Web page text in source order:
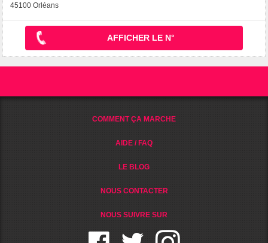
45100 Orléans
AFFICHER LE N°
COMMENT ÇA MARCHE
AIDE / FAQ
LE BLOG
NOUS CONTACTER
NOUS SUIVRE SUR